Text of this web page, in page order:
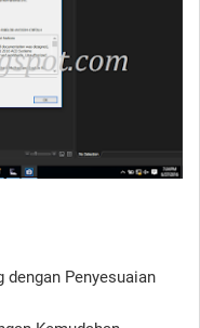
Penyesuaian